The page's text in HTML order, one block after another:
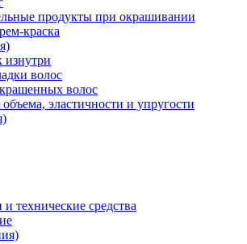
продукты при окрашивании
краска
изнутри
волос
волос
эластичности и упругости
технические средства